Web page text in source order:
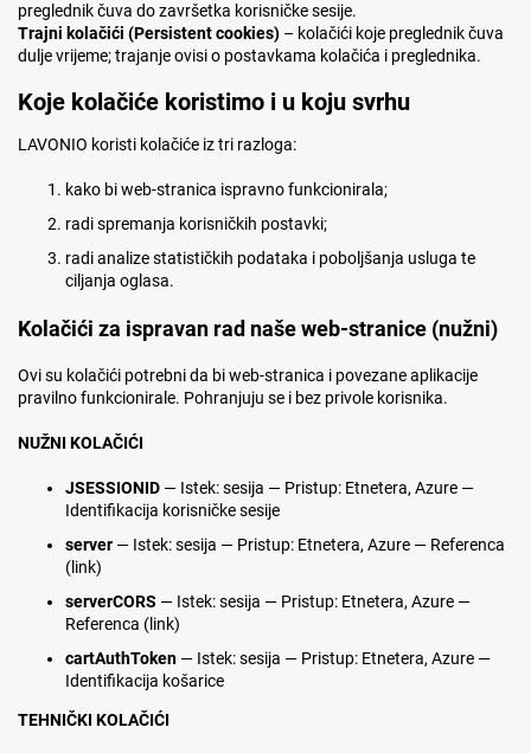
preglednik čuva do završetka korisničke sesije.
Trajni kolačići (Persistent cookies) – kolačići koje preglednik čuva
dulje vrijeme; trajanje ovisi o postavkama kolačića i preglednika.
Koje kolačiće koristimo i u koju svrhu
LAVONIO koristi kolačiće iz tri razloga:
kako bi web-stranica ispravno funkcionirala;
radi spremanja korisničkih postavki;
radi analize statističkih podataka i poboljšanja usluga te
ciljanja oglasa.
Kolačići za ispravan rad naše web-stranice (nužni)
Ovi su kolačići potrebni da bi web-stranica i povezane aplikacije
pravilno funkcionirale. Pohranjuju se i bez privole korisnika.
NUŽNI KOLAČIĆI
JSESSIONID — Istek: sesija — Pristup: Etnetera, Azure —
Identifikacija korisničke sesije
server — Istek: sesija — Pristup: Etnetera, Azure — Referenca
(link)
serverCORS — Istek: sesija — Pristup: Etnetera, Azure —
Referenca (link)
cartAuthToken — Istek: sesija — Pristup: Etnetera, Azure —
Identifikacija košarice
TEHNIČKI KOLAČIĆI